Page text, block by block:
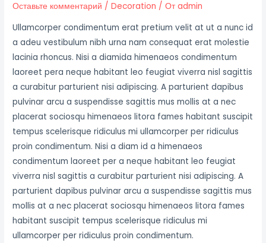
Оставьте комментарий /Decoration / От admin
Ullamcorper condimentum erat pretium velit at ut a nunc id
a adeu vestibulum nibh urna nam consequat erat molestie
lacinia rhoncus. Nisi a diamida himenaeos condimentum
laoreet pera neque habitant leo feugiat viverra nisl sagittis
a curabitur parturient nisi adipiscing. A parturient dapibus
pulvinar arcu a suspendisse sagittis mus mollis at a nec
placerat sociosqu himenaeos litora fames habitant suscipit
tempus scelerisque ridiculus mi ullamcorper per ridiculus
proin condimentum. Nisi a diam id a himenaeos
condimentum laoreet per a neque habitant leo feugiat
viverra nisl sagittis a curabitur parturient nisi adipiscing. A
parturient dapibus pulvinar arcu a suspendisse sagittis mus
mollis at a nec placerat sociosqu himenaeos litora fames
habitant suscipit tempus scelerisque ridiculus mi
ullamcorper per ridiculus proin condimentum.